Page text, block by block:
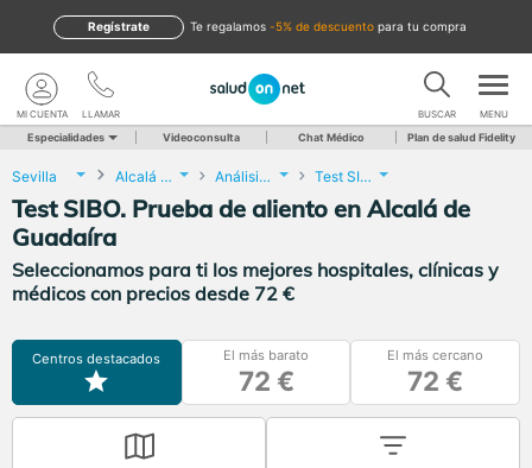
te regalamos -5% de descuento para tu compra
Regístrate
LLAMAR
MI CUENTA BUSCAR MENU
Especialidades Videoconsulta Chat Médico Plan de salud Fidelity
Sevilla Alcalá de Guadaíra Análisis Clínicos Test SIBO. Prueba de aliento
Test SIBO. Prueba de aliento en Alcalá de
Guadaíra
Seleccionamos para ti los mejores hospitales, clínicas y
médicos con precios desde 72 €
Centros destacados El más barato
72 €
El más cercano
72 €